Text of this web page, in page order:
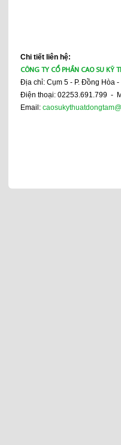
Chi tiết liên hệ:
CÔNG TY CỔ PHẦN CAO SU KỸ
Địa chỉ: Cụm 5 - P. Đồng Hòa
Điện thoại: 02253.691.799 -
Email: